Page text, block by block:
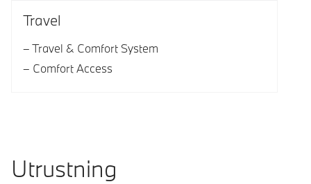
Travel
Travel & Comfort System
Comfort Access
Utrustning